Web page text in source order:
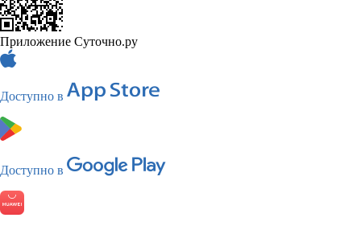
Приложение Суточно.ру
Доступно в
Доступно в